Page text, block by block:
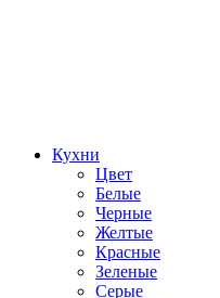
Кухни
Цвет
Белые
Черные
Желтые
Красные
Зеленые
Серые